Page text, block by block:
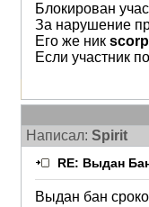
Блокирован
За нарушение
Его же ник
Если участник
Написал: Spirit
RE: Выдан
Выдан бан